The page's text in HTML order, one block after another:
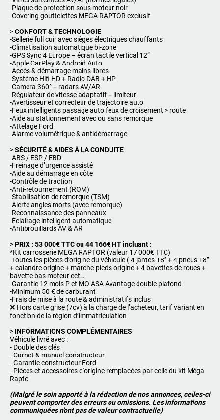
-Plaque de protection sous moteur noir
-Covering gouttelettes MEGA RAPTOR exclusif
>CONFORT & TECHNOLOGIE
-Sellerie full cuir avec sièges électriques chauffants
-Climatisation automatique bi-zone
-GPS Sync 4 Europe – écran tactile vertical 12”
-Apple CarPlay & Android Auto
-Accès & démarrage mains libres
-Système Hifi HD + Radio DAB + HP
-Caméra 360° + radars AV/AR
-Régulateur de vitesse adaptatif + limiteur
-Avertisseur et correcteur de trajectoire auto
-Feux intelligents passage auto feux de croisement > route
-Aide au stationnement avec ou sans remorque
-Attelage Ford
-Alarme volumétrique & antidémarrage
>SÉCURITÉ & AIDES À LA CONDUITE
-ABS / ESP / EBD
-Freinage d’urgence assisté
-Aide au démarrage en côte
-Contrôle de traction
-Anti-retournement (ROM)
-Stabilisation de remorque (TSM)
-Alerte angles morts (avec remorque)
-Reconnaissance des panneaux
-Éclairage intelligent automatique
-Antibrouillards AV & AR
>PRIX : 53 000€ TTC ou 44 166€ HT incluant :
*Kit carrosserie MEGA RAPTOR (valeur 17 000€ TTC)
-Toutes les pièces d’origine du véhicule ( 4 jantes 18’’ + 4 pneus 18’’
+ calandre origine + marche-pieds origine + 4 bavettes de roues +
bavette bas moteur ect…
-Garantie 12 mois P et MO ASA Avantage double plafond
-Minimum 50 € de carburant
-Frais de mise à la route & administratifs inclus
❌ Hors carte grise (7cv) à la charge de l’acheteur, tarif variant en
fonction de la région d’immatriculation
> INFORMATIONS COMPLÉMENTAIRES
Véhicule livré avec :
- Double des clés
- Carnet & manuel constructeur
- Garantie constructeur Ford
- Pièces et accessoires d'origine remplacées par celle du kit Méga
Rapto
(Malgré le soin apporté à la rédaction de nos annonces, celles-ci
peuvent comporter des erreurs ou omissions. Les informations
communiquées n'ont pas de valeur contractuelle)